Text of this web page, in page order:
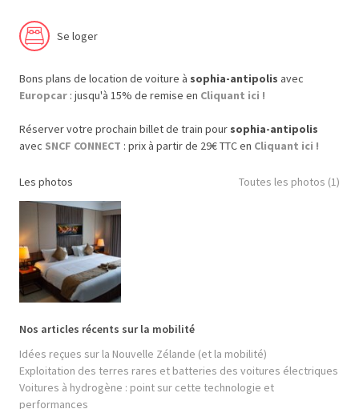
Se loger
Bons plans de location de voiture à sophia-antipolis avec
Europcar : jusqu'à 15% de remise en Cliquant ici !
Réserver votre prochain billet de train pour sophia-antipolis
avec SNCF CONNECT : prix à partir de 29€ TTC en Cliquant ici !
Les photos Toutes les photos (1)
Nos articles récents sur la mobilité
Idées reçues sur la Nouvelle Zélande (et la mobilité)
Exploitation des terres rares et batteries des voitures électriques
Voitures à hydrogène : point sur cette technologie et
performances